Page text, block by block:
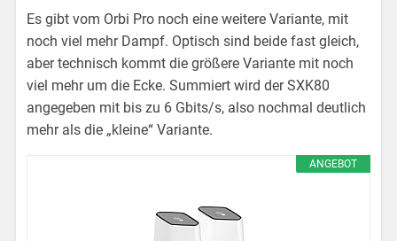
Es gibt vom Orbi Pro noch eine weitere Variante, mit
noch viel mehr Dampf. Optisch sind beide fast gleich,
aber technisch kommt die größere Variante mit noch
viel mehr um die Ecke. Summiert wird der SXK80
angegeben mit bis zu 6 Gbits/s, also nochmal deutlich
mehr als die „kleine“ Variante.
ANGEBOT